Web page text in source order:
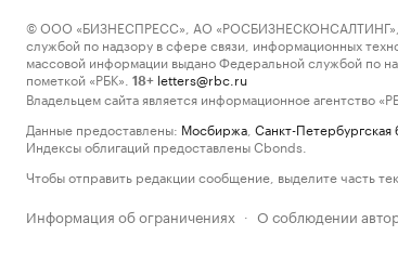
© ООО «БИЗНЕСПРЕСС», АО «РОСБИЗНЕСКОНСАЛТИНГ»,
службой по надзору в сфере связи, информационных
массовой информации выдано Федеральной службой по
пометкой «РБК».
18+ letters@rbc.ru
Владельцем сайта является информационное агентство
Данные предоставлены: Мосбиржа Санкт-Петербургская
Индексы облигаций предоставлены Cbonds.
Чтобы отправить редакции сообщение, выделите часть
Информация об ограничениях · О соблюдении